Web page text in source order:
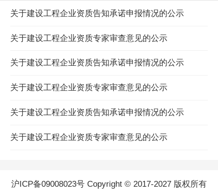
关于建设工程企业资质告知承诺申报情况的公示
关于建设工程企业资质专家审查意见的公示
关于建设工程企业资质告知承诺申报情况的公示
关于建设工程企业资质专家审查意见的公示
关于建设工程企业资质告知承诺申报情况的公示
关于建设工程企业资质专家审查意见的公示
沪ICP备09008023号 Copyright © 2017-2027 版权所有